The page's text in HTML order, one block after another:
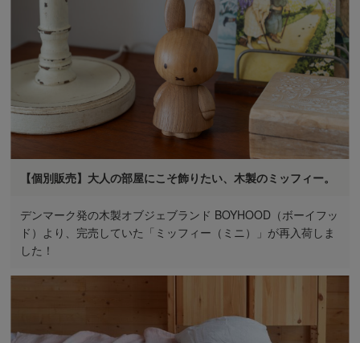
【個別販売】大人の部屋にこそ飾りたい、木製のミッフィー。
デンマーク発の木製オブジェブランド BOYHOOD（ボーイフッ
ド）より、完売していた「ミッフィー（ミニ）」が再入荷しま
した！